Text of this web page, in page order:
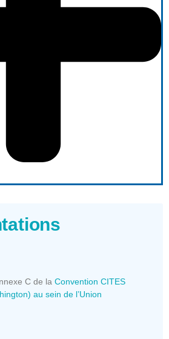
C de la Convention CITES
au sein de l’Union